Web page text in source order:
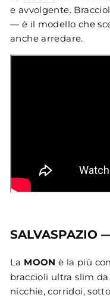
e avvolgente.
— è il modello che
anche arredare.
SALVASPAZIO
La MOON è la più
braccioli ultra slim da
nicchie, corridoi,